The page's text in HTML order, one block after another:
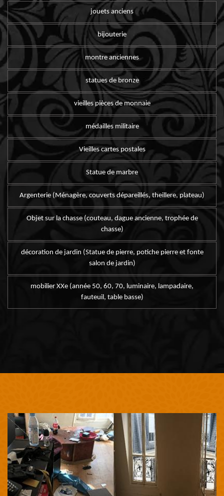
jouets anciens
bijouterie
montre anciennes
statues de bronze
vieilles pièces de monnaie
médailles militaire
Vieilles cartes postales
Statue de marbre
Argenterie (Ménagère, couverts dépareillés, theillere, plateau)
Objet sur la chasse (couteau, dague ancienne, trophée de
chasse)
décoration de jardin (Statue de pierre, potiche pierre et fonte
salon de jardin)
mobilier XXe (année 50, 60, 70, luminaire, lampadaire,
fauteuil, table basse)